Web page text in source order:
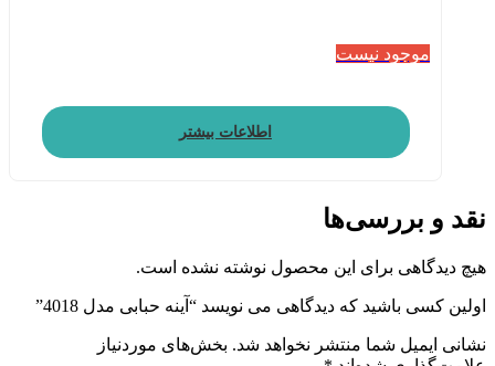
موجود نیست
اطلاعات بیشتر
نقد و بررسی‌ها
هیچ دیدگاهی برای این محصول نوشته نشده است.
اولین کسی باشید که دیدگاهی می نویسد “آینه حبابی مدل 4018”
نشانی ایمیل شما منتشر نخواهد شد. بخش‌های موردنیاز